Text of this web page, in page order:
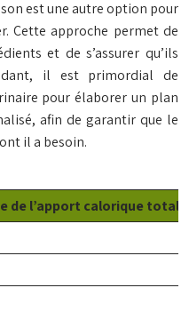
est une autre option pour
Cette approche permet de
et de s’assurer qu’ils
il est primordial de
pour élaborer un plan
afin de garantir que le
il a besoin.
de l’apport calorique total